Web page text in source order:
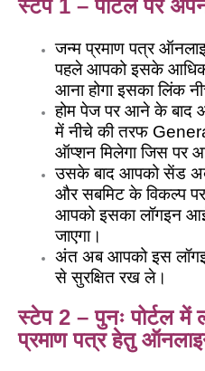
स्टेप 1 – पोर्टल पर
जन्म प्रमाण पत्र
पहले आपको इसके
आना होगा इसका लिंक
होम पेज पर आने के बाद
में नीचे की तरफ
ऑप्शन मिलेगा जिस पर
उसके बाद आपको सेंड अब
और सबमिट के विकल्प
आपको इसका लॉगइन
जाएगा।
अंत अब आपको इस
से सुरक्षित रख ले।
स्टेप 2 – पुनः पोर्टल
प्रमाण पत्र हेतु